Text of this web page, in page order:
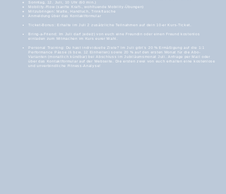
Sonntag, 12. Juli, 10 Uhr (60 min.)
Mobility-Flow (sanfte Kraft-, wohltuende Mobility-Übungen)
Mitzubringen: Matte, Handtuch, Trinkflasche
Anmeldung über das Kontaktformular
Ticket-Bonus: Erhalte im Juli 2 zusätzliche Teilnahmen auf dein 10-er Kurs-Ticket.
Bring-a-Friend: Im Juli darf jede(r) von euch eine Freundin oder einen Freund kostenlos
einladen zum Mitmachen im Kurs eurer Wahl.
Personal Training: Du hast individuelle Ziele? Im Juli gibt´s 20 % Ermäßigung auf die 1:1
Performance Pässe (6 bzw. 12 Einheiten) sowie 20 % auf den ersten Monat für die Abo-
Varianten (monatlich kündbar) bei Abschluss im Jubiläumsmonat Juli. Anfrage per Mail oder
über das Kontaktformular auf der Webseite. Die ersten zwei von euch erhalten eine kostenlose
und unverbindliche Fitness-Analyse!